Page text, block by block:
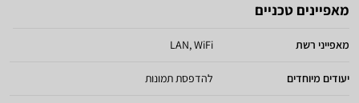
מאפיינים טכניים
מאפייני רשת LAN, WiFi
יעודים מיוחדים להדפסת תמונות